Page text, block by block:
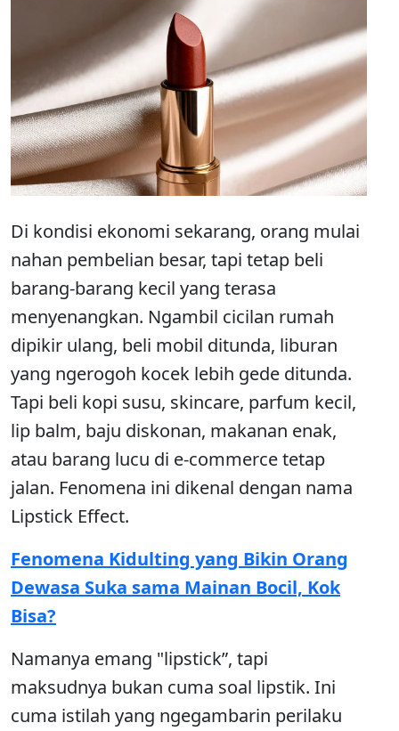
Di kondisi ekonomi sekarang, orang mulai
nahan pembelian besar, tapi tetap beli
barang-barang kecil yang terasa
menyenangkan. Ngambil cicilan rumah
dipikir ulang, beli mobil ditunda, liburan
yang ngerogoh kocek lebih gede ditunda.
Tapi beli kopi susu, skincare, parfum kecil,
lip balm, baju diskonan, makanan enak,
atau barang lucu di e-commerce tetap
jalan. Fenomena ini dikenal dengan nama
Lipstick Effect.
Fenomena Kidulting yang Bikin Orang
Dewasa Suka sama Mainan Bocil, Kok
Bisa?
Namanya emang "lipstick”, tapi
maksudnya bukan cuma soal lipstik. Ini
cuma istilah yang ngegambarin perilaku